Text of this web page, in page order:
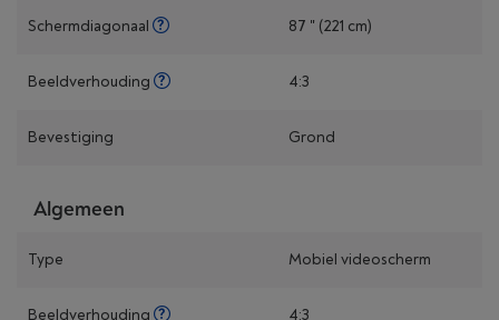
Schermdiagonaal 87 " (221 cm)
Beeldverhouding 4:3
Bevestiging Grond
Algemeen
Type Mobiel videoscherm
Beeldverhouding 4:3